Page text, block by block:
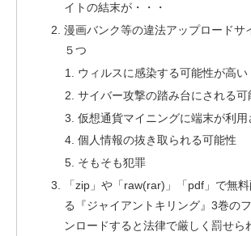
イトの結末が・・・
漫画バンク等の違法アップロードサ
５つ
ウィルスに感染する可能性が高い
サイバー攻撃の踏み台にされる可
仮想通貨マイニングに端末が利用
個人情報の抜き取られる可能性
そもそも犯罪
「zip」や「raw(rar)」「pdf」で無
る『ジャイアントキリング』3巻の
ンロードすると法律で厳しく罰せら